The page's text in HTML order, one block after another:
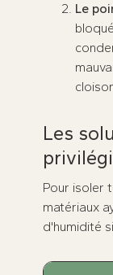
Le
Les
Pour isoler
matériaux
d'humidité